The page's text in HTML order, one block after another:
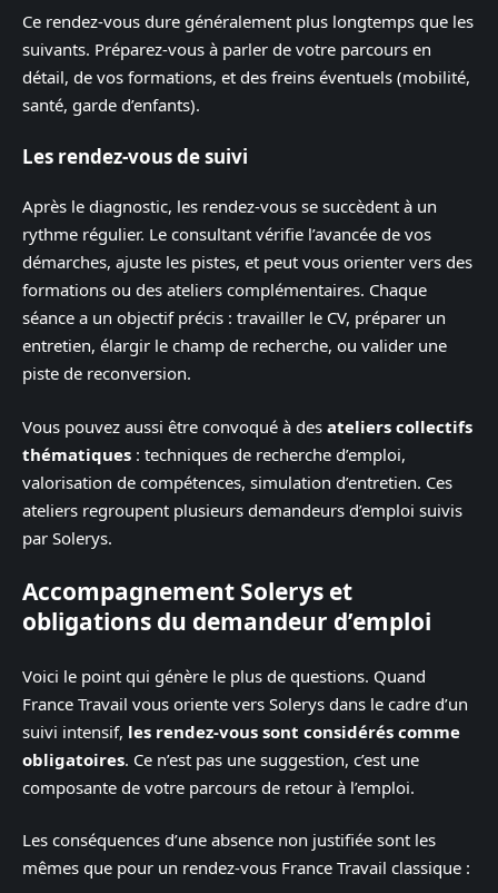
Ce rendez-vous dure généralement plus longtemps que les
suivants. Préparez-vous à parler de votre parcours en
détail, de vos formations, et des freins éventuels (mobilité,
santé, garde d’enfants).
Les rendez-vous de suivi
Après le diagnostic, les rendez-vous se succèdent à un
rythme régulier. Le consultant vérifie l’avancée de vos
démarches, ajuste les pistes, et peut vous orienter vers des
formations ou des ateliers complémentaires. Chaque
séance a un objectif précis : travailler le CV, préparer un
entretien, élargir le champ de recherche, ou valider une
piste de reconversion.
Vous pouvez aussi être convoqué à des ateliers collectifs
thématiques : techniques de recherche d’emploi,
valorisation de compétences, simulation d’entretien. Ces
ateliers regroupent plusieurs demandeurs d’emploi suivis
par Solerys.
Accompagnement Solerys et
obligations du demandeur d’emploi
Voici le point qui génère le plus de questions. Quand
France Travail vous oriente vers Solerys dans le cadre d’un
suivi intensif, les rendez-vous sont considérés comme
obligatoires. Ce n’est pas une suggestion, c’est une
composante de votre parcours de retour à l’emploi.
Les conséquences d’une absence non justifiée sont les
mêmes que pour un rendez-vous France Travail classique :